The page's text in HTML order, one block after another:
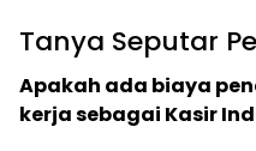
Tanya Seputar
Apakah ada biaya
kerja sebagai Kasir